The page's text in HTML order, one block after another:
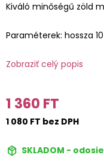
Kiváló minőségű zöld
Paraméterek: hossza
Zobraziť celý popis
1 360 FT
1 080 FT bez DPH
SKLADOM -